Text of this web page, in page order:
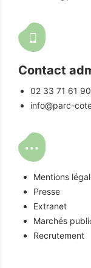
Contact
02 33 71 61 90
info@parc-
Mentions
Presse
Extranet
Marchés
Recrutement